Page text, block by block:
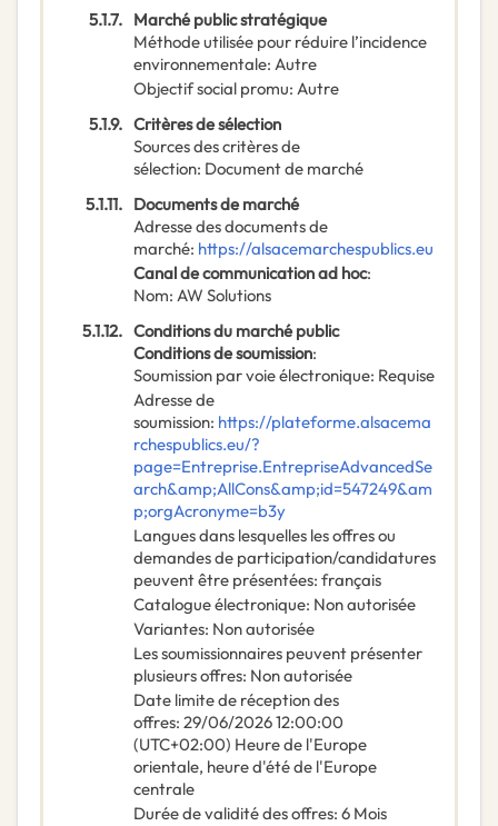
5.1.7. Marché public stratégique
Méthode utilisée pour réduire l’incidence
environnementale: Autre
Objectif social promu: Autre
5.1.9. Critères de sélection
Sources des critères de
sélection: Document de marché
5.1.11. Documents de marché
Adresse des documents de
marché: https://alsacemarchespublics.eu
Canal de communication ad hoc:
Nom: AW Solutions
5.1.12. Conditions du marché public
Conditions de soumission:
Soumission par voie électronique: Requise
Adresse de
soumission: https://plateforme.alsacema
rchespublics.eu/?
page=Entreprise.EntrepriseAdvancedSe
arch&amp;AllCons&amp;id=547249&am
p;orgAcronyme=b3y
Langues dans lesquelles les offres ou
demandes de participation/candidatures
peuvent être présentées: français
Catalogue électronique: Non autorisée
Variantes: Non autorisée
Les soumissionnaires peuvent présenter
plusieurs offres: Non autorisée
Date limite de réception des
offres: 29/06/202612:00:00
(UTC+02:00) Heure de l'Europe
orientale, heure d'été de l'Europe
centrale
Durée de validité des offres: 6 Mois